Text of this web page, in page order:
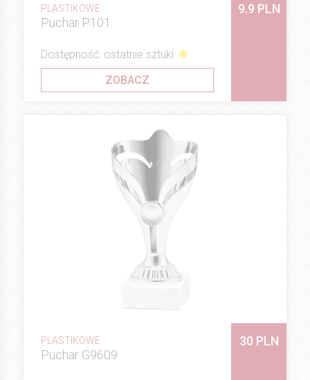
PLASTIKOWE
Puchar P101
9.9 PLN
Dostępność: ostatnie sztuki
ZOBACZ
PLASTIKOWE
Puchar G9609
30 PLN